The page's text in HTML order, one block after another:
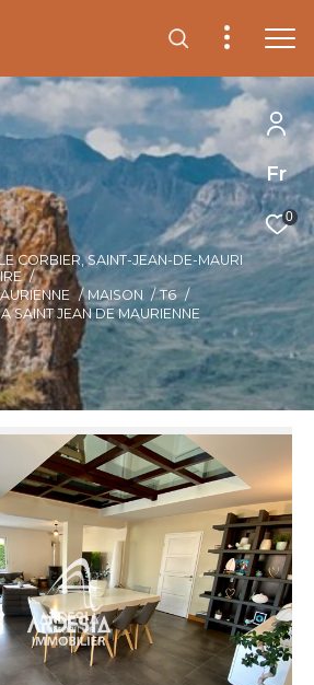
Fr
0
CORBIER, SAINT-JEAN-DE-MAURI
MAISON
T6
SAINT JEAN DE MAURIENNE